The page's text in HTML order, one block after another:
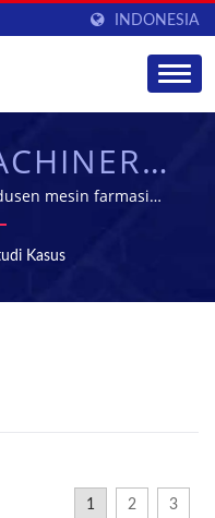
INDONESIA
mesin farmasi
Kasus
1 2 3